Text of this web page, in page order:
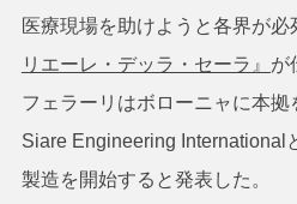
医療現場を助けようと各界が必
リエーレ・デッラ・セーラ』 が
フェラーリはボローニャに本
Siare Engineering International
製造を開始すると発表した。